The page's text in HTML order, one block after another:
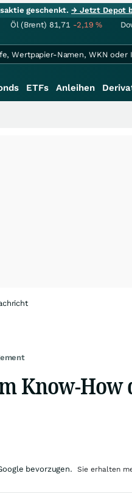
geschenkt.→ Jetzt Depot
Öl (Brent) 81,71 -2,19%
ETFs Anleihen
Know-
bevorzugen. Sie erhalten